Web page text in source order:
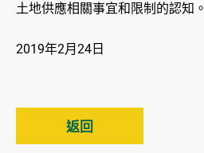
土地供應相關事宜和限制的認知。
2019年2月24日
返回